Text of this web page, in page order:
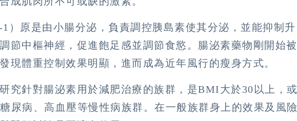
）原是由小腸分泌，負責調控胰島素使其分泌，並能抑制升
節中樞神經，促進飽足感並調節食慾。腸泌素藥物剛開始被
現體重控制效果明顯，進而成為近年風行的瘦身方式。
究針對腸泌素用於減肥治療的族群，是BMI大於30以上，或
尿病、高血壓等慢性病族群。在一般族群身上的效果及風險